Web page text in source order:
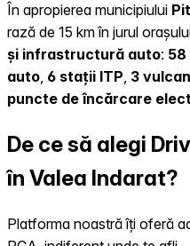
În apropierea municipiului
rază de 15 km în jurul
și infrastructură auto: 58
auto, 6 stații ITP, 3
puncte de încărcare
De ce să alegi
în Valea Indarat?
Platforma noastră îți oferă